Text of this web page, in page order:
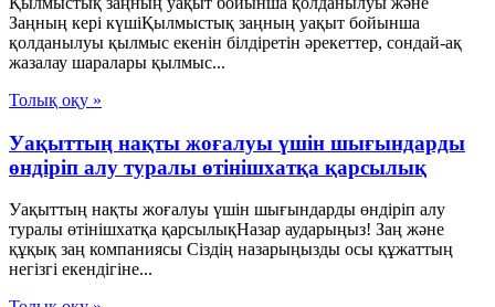
Заңның кері күшіҚылмыстық заңның уақыт бойынша
қолданылуы қылмыс екенін білдіретін әрекеттер, сондай-ақ
жазалау шаралары қылмыс...
Толық оқу »
Уақыттың нақты жоғалуы үшін шығындарды
өндіріп алу туралы өтінішхатқа қарсылық
Уақыттың нақты жоғалуы үшін шығындарды өндіріп алу
туралы өтінішхатқа қарсылықНазар аударыңыз! Заң және
құқық заң компаниясы Сіздің назарыңызды осы құжаттың
негізгі екендігіне...